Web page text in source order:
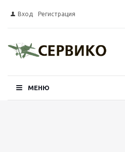
Вход Регистрация
МЕНЮ